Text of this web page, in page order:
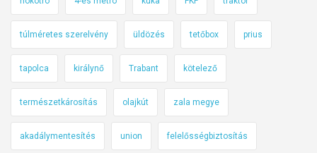
k
ö
z
l
e
k
e
túlméretes szerelvény üldözés tetőbox prius
tapolca királynő Trabant kötelező
természetkárosítás olajkút zala megye
akadálymentesítés union felelősségbiztosítás